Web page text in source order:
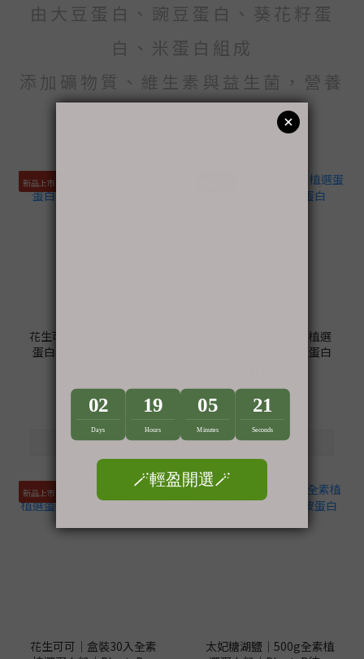
由大豆蛋白、豌豆蛋白、葵花籽蛋
白、米蛋白組成
添加礦物質、維生素與益生菌，營養
新品上市
花生可可｜500g全素植選
蛋白粉｜PlantsB彼蛋白
NT$499
花生可可｜35g全素植選
蛋白粉｜PlantsB彼蛋白
NT$55
新品上市
花生可可｜盒裝30入全素
太妃糖湖鹽｜500g全素植